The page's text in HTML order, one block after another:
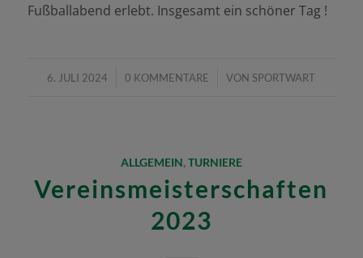
Fußballabend erlebt. Insgesamt ein schöner Tag !
6. JULI 2024
/ 0 KOMMENTARE
/ VON SPORTWART
ALLGEMEIN, TURNIERE
Vereinsmeisterschaften
2023